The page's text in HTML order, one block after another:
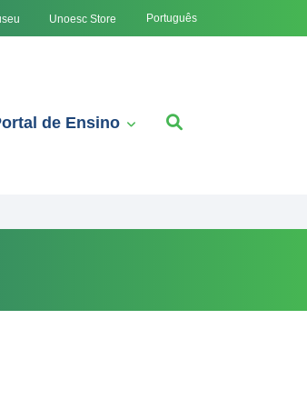
Unoesc Store Português
de Ensino